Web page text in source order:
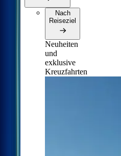
Nach
Reiseziel
Neuheiten
und
exklusive
Kreuzfahrten